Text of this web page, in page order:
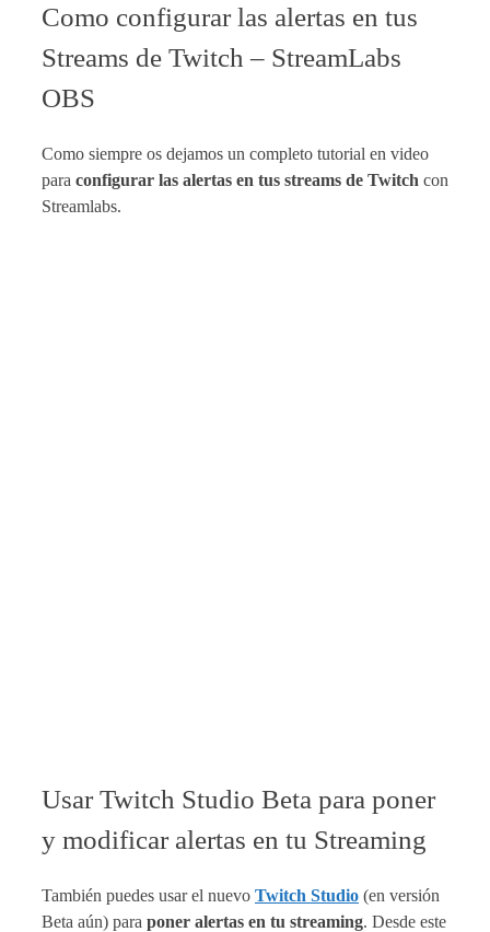
Como configurar las alertas en tus
Streams de Twitch – StreamLabs
OBS
Como siempre os dejamos un completo tutorial en video
para configurar las alertas en tus streams de Twitch con
Streamlabs.
Usar Twitch Studio Beta para poner
y modificar alertas en tu Streaming
También puedes usar el nuevo Twitch Studio (en versión
Beta aún) para poner alertas en tu streaming. Desde este